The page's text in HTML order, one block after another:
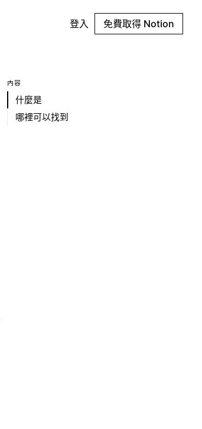
登入 免費取得 Notion
內容
什麼是
哪裡可以找到